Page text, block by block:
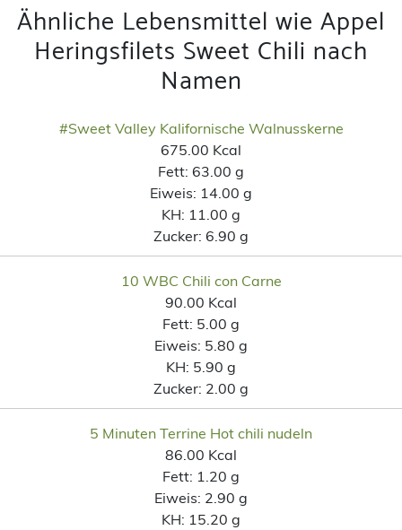
Ähnliche Lebensmittel wie Appel
Heringsfilets Sweet Chili nach
Namen
#Sweet Valley Kalifornische Walnusskerne
675.00 Kcal
Fett: 63.00 g
Eiweis: 14.00 g
KH: 11.00 g
Zucker: 6.90 g
10 WBC Chili con Carne
90.00 Kcal
Fett: 5.00 g
Eiweis: 5.80 g
KH: 5.90 g
Zucker: 2.00 g
5 Minuten Terrine Hot chili nudeln
86.00 Kcal
Fett: 1.20 g
Eiweis: 2.90 g
KH: 15.20 g